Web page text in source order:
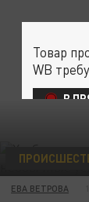
ЕВА ВЕТРОВА
Товар
WB
В